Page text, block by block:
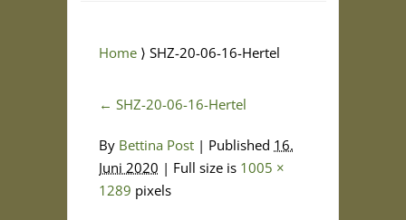
Home ⟩ SHZ-20-06-16-Hertel
← SHZ-20-06-16-Hertel
By Bettina Post | Published 16.
Juni 2020 | Full size is 1005 ×
1289 pixels